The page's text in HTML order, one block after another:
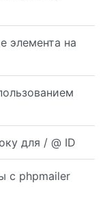
элемента на
для / @ ID
с phpmailer